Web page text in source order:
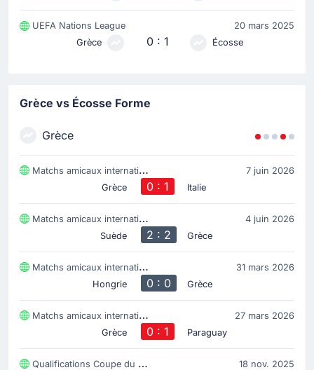
Carte jaune
But! Anastasios Bakasetas marque et donne
l'avantage au score à Grèce. 1-0 au stade
Karaïskakis.
Le début du match
UEFA Nations League
20 mars 2025
Grèce
0 : 1 Écosse
Grèce vs Écosse Forme
Grèce
Matchs amicaux internationaux
7 juin 2026
Grèce
0 : 1 Italie
Matchs amicaux internationaux
4 juin 2026
Suède
2 : 2 Grèce
Matchs amicaux internationaux
31 mars 2026
Hongrie
0 : 0 Grèce
Matchs amicaux internationaux
27 mars 2026
Grèce
0 : 1 Paraguay
Qualifications Coupe du Monde, UEFA
18 nov. 2025